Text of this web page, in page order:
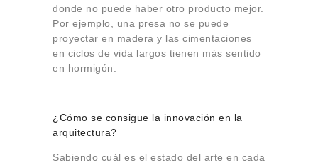
donde no puede haber otro producto mejor.
Por ejemplo, una presa no se puede
proyectar en madera y las cimentaciones
en ciclos de vida largos tienen más sentido
en hormigón.
¿Cómo se consigue la innovación en la
arquitectura?
Sabiendo cuál es el estado del arte en cada